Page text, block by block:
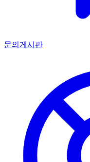
문의게시판